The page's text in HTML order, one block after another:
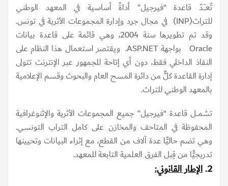
تُعــــَدّ قاعدة “فيرجيل” أداةً أساسية في المعهد الوطني
للتراث(INP) في مجال جرد وإدارة المجموعات الأثرية في تونس.
وقد تم تطويرها سنة 2004، وهي قائمة على قاعدة بيانات
Oracle بواجهة ASP.NET. ويقتصر استعمال هذا النظام على
النفاذ الداخلي فقط، دون أي إتاحة للجمهور عبر الإنترنت تتولى
إدارة القاعدة كلٌّ من دائرة المسح العام والبحوث وقسم الإعلامية
بالمعهد الوطني للتراث.
تشمــــل قاعدة “فيرجيل” جميع المجموعات الأثرية والإثنوغرافية
المحفوظة في المتاحف والمخازن على كامل التراب التونسي.
وهي تضم حاليًّا عدة آلاف من القطع، مع إثراء البيانات وتحيينها
تدريجيًّا من قِبل الفرق العلمية التابعة للمعهد.
2. الإطار القانوني: